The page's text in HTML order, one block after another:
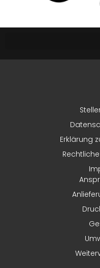
Erklärung